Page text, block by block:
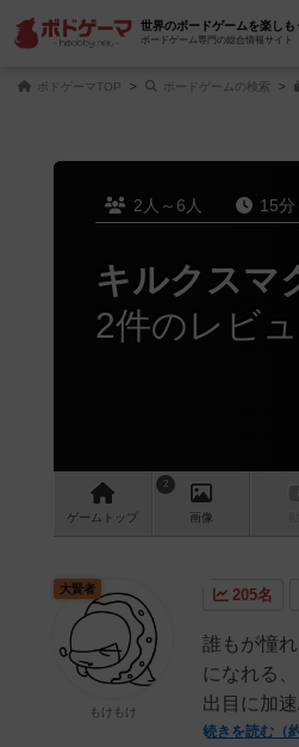
世界のボードゲームを楽しも
ボードゲーム専門の総合情報サイト
ボドゲーマTOP ボードゲームの検索
2人～6人 15
キルクスマ
2件のレビ
ゲーム トップ
2
画像
205名
誰もが憧
になれる
出目に加
続きを読む（
大賢者
もけもけ